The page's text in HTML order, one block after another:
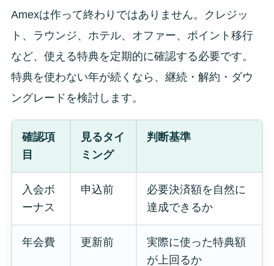
Amexは作って終わりではありません。クレジッ
ト、ラウンジ、ホテル、オファー、ポイント移行
など、使える特典を定期的に確認する必要です。
特典を使わない年が続くなら、継続・解約・ダウ
ングレードを検討します。
確認項
目
見るタイ
ミング
判断基準
入会ボ
ーナス
申込前
必要決済額を自然に
達成できるか
年会費 更新前
実際に使った特典額
が上回るか